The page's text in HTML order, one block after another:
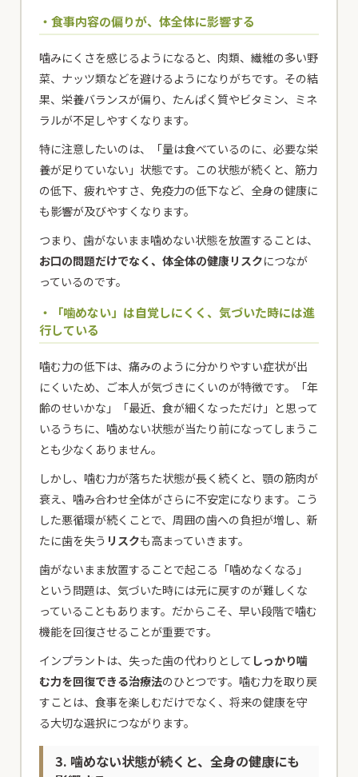
・食事内容の偏りが、体全体に影響する
噛みにくさを感じるようになると、肉類、繊維の多い野
菜、ナッツ類などを避けるようになりがちです。その結
果、栄養バランスが偏り、たんぱく質やビタミン、ミネ
ラルが不足しやすくなります。
特に注意したいのは、「量は食べているのに、必要な栄
養が足りていない」状態です。この状態が続くと、筋力
の低下、疲れやすさ、免疫力の低下など、全身の健康に
も影響が及びやすくなります。
つまり、歯がないまま噛めない状態を放置することは、
お口の問題だけでなく、体全体の健康リスクにつなが
っているのです。
・「噛めない」は自覚しにくく、気づいた時には進
行している
噛む力の低下は、痛みのように分かりやすい症状が出
にくいため、ご本人が気づきにくいのが特徴です。「年
齢のせいかな」「最近、食が細くなっただけ」と思って
いるうちに、噛めない状態が当たり前になってしまうこ
とも少なくありません。
しかし、噛む力が落ちた状態が長く続くと、顎の筋肉が
衰え、噛み合わせ全体がさらに不安定になります。こう
した悪循環が続くことで、周囲の歯への負担が増し、新
たに歯を失う リスクも高まっていきます。
歯がないまま放置することで起こる「噛めなくなる」
という問題は、気づいた時には元に戻すのが難しくな
っていることもあります。だからこそ、早い段階で噛む
機能を回復させることが重要です。
インプラントは、失った歯の代わりとして しっかり噛
む力を回復できる治療法のひとつです。噛む力を取り戻
すことは、食事を楽しむだけでなく、将来の健康を守
る大切な選択につながります。
3. 噛めない状態が続くと、全身の健康にも